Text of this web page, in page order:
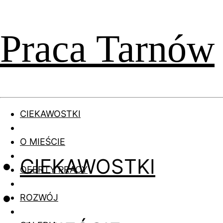
Praca Tarnów
CIEKAWOSTKI
O MIEŚCIE
OFERTY PRACY
ROZWÓJ
CIEKAWOSTKI